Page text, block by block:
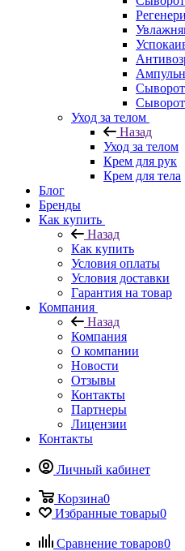
Уход за телом
Назад
Уход за телом
Крем для рук
Крем для тела
Блог
Бренды
Как купить
Назад
Как купить
Условия оплаты
Условия доставки
Гарантия на товар
Компания
Назад
Компания
О компании
Новости
Отзывы
Контакты
Партнеры
Лицензии
Контакты
Личный кабинет
Корзина0
Избранные товары0
Сравнение товаров0